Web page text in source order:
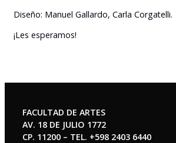
Diseño: Manuel Gallardo, Carla Corgatelli.
¡Les esperamos!
FACULTAD DE ARTES
AV. 18 DE JULIO 1772
CP. 11200 – TEL. +598 2403 6440